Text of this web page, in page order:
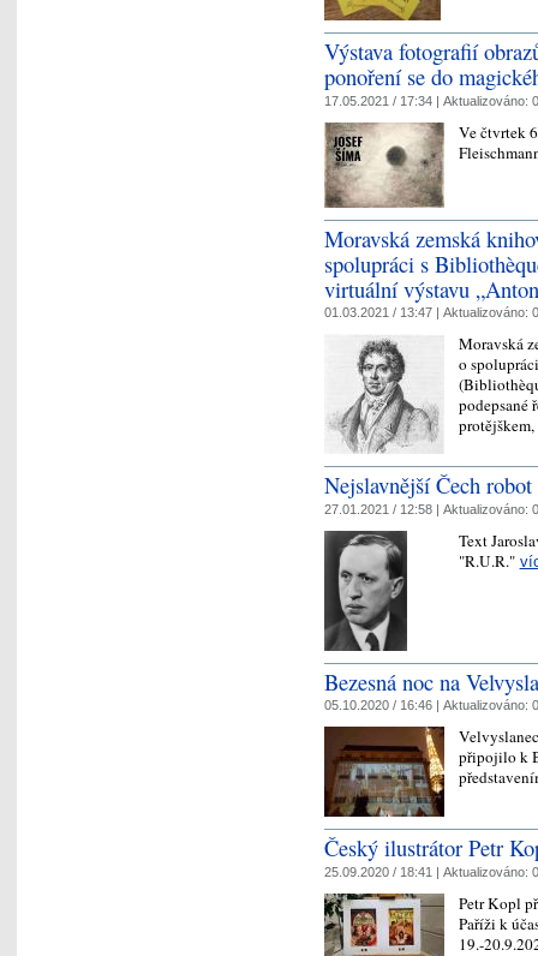
Výstava fotografií
ponoření se do
17.05.2021 / 17:34 | Aktualizováno:
Ve čtvrtek
Moravská zemská
spolupráci s
virtuální výstavu
01.03.2021 / 13:47 | Aktualizováno:
Moravská
o
podepsané
Nejslavnější Čech
27.01.2021 / 12:58 | Aktualizováno:
Text
"R.U.R."
Bezesná noc na
05.10.2020 / 16:46 | Aktualizováno:
připojilo k
Český ilustrátor Petr
25.09.2020 / 18:41 | Aktualizováno:
Petr Kopl
Paříži k
19.-